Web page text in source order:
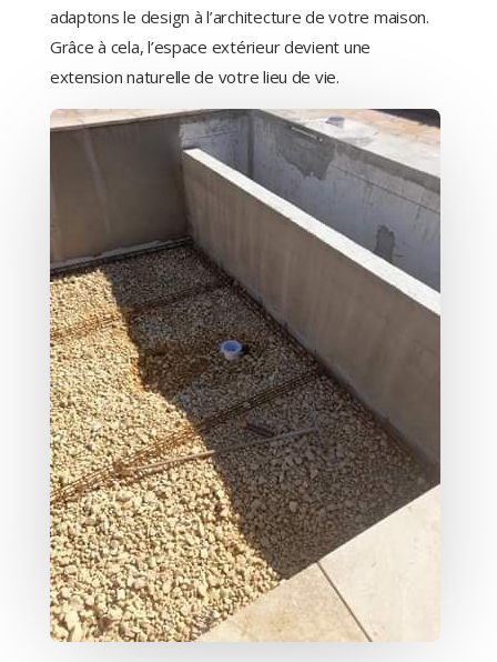
adaptons le design à l’architecture de votre maison.
Grâce à cela, l’espace extérieur devient une
extension naturelle de votre lieu de vie.